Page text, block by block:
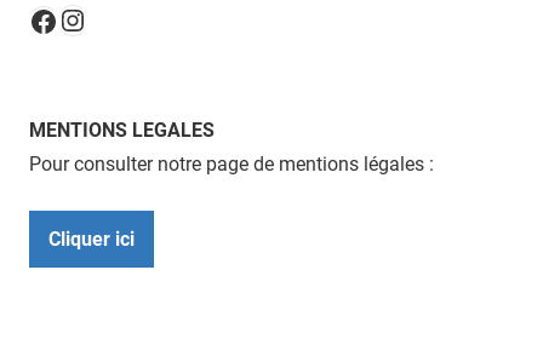
Facebook
Instagram
MENTIONS LEGALES
Pour consulter notre page de mentions légales :
Cliquer ici